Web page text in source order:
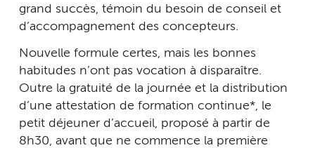
grand succès, témoin du besoin de conseil et
d’accompagnement des concepteurs.
Nouvelle formule certes, mais les bonnes
habitudes n’ont pas vocation à disparaître.
Outre la gratuité de la journée et la distribution
d’une attestation de formation continue*, le
petit déjeuner d’accueil, proposé à partir de
8h30, avant que ne commence la première